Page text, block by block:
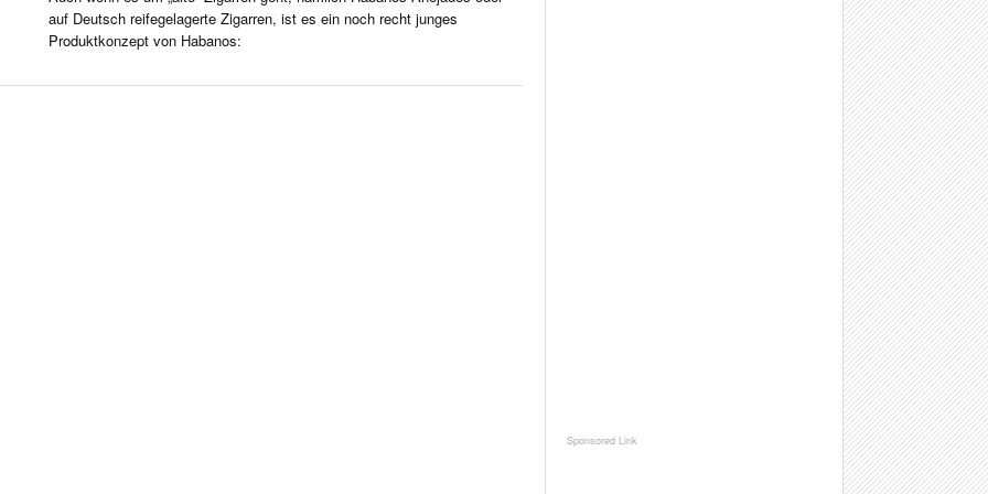
& LÄNDER
auf Deutsch reifegelagerte Zigarren, ist es ein noch recht junges
Produktkonzept von Habanos: